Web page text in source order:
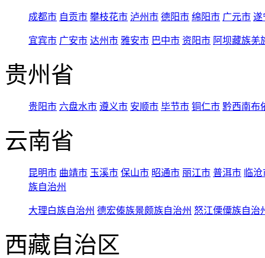
成都市 自贡市 攀枝花市 泸州市 德阳市 绵阳市 广元市 遂
宜宾市 广安市 达州市 雅安市 巴中市 资阳市 阿坝藏族羌
贵州省
贵阳市 六盘水市 遵义市 安顺市 毕节市 铜仁市 黔西南布
云南省
昆明市 曲靖市 玉溪市 保山市 昭通市 丽江市 普洱市 临
族自治州
大理白族自治州 德宏傣族景颇族自治州 怒江傈僳族自治
西藏自治区